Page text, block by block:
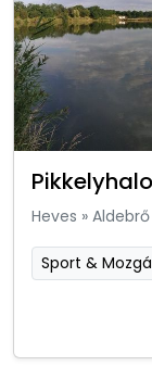
Heves » Aldebrő
Sport &